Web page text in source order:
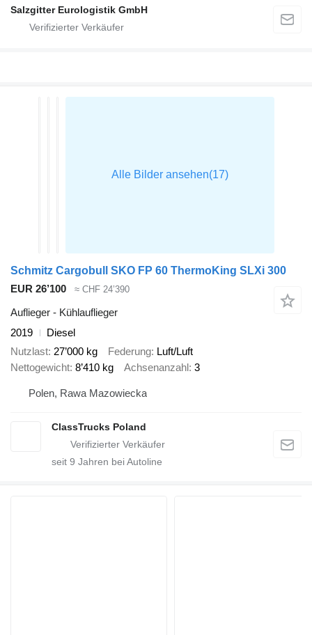
Salzgitter Eurologistik GmbH
Schmitz Cargobull SKO FP 60 ThermoKing SLXi 300
EUR 26’100
≈ CHF 24’390
Auflieger - Kühlauflieger
2019
Diesel
Nutzlast 27’000 kg Federung Luft/Luft
Nettogewicht 8’410 kg Achsenanzahl 3
Polen, Rawa Mazowiecka
ClassTrucks Poland
seit 9 Jahren bei Autoline